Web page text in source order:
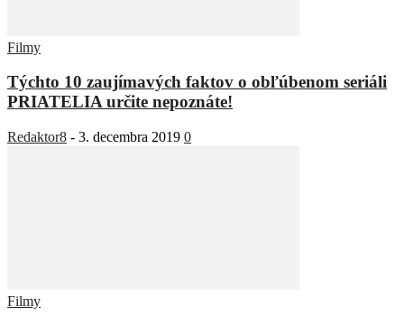
Filmy
Týchto 10 zaujímavých faktov o obľúbenom seriáli
PRIATELIA určite nepoznáte!
Redaktor8 - 3. decembra 2019 0
Filmy